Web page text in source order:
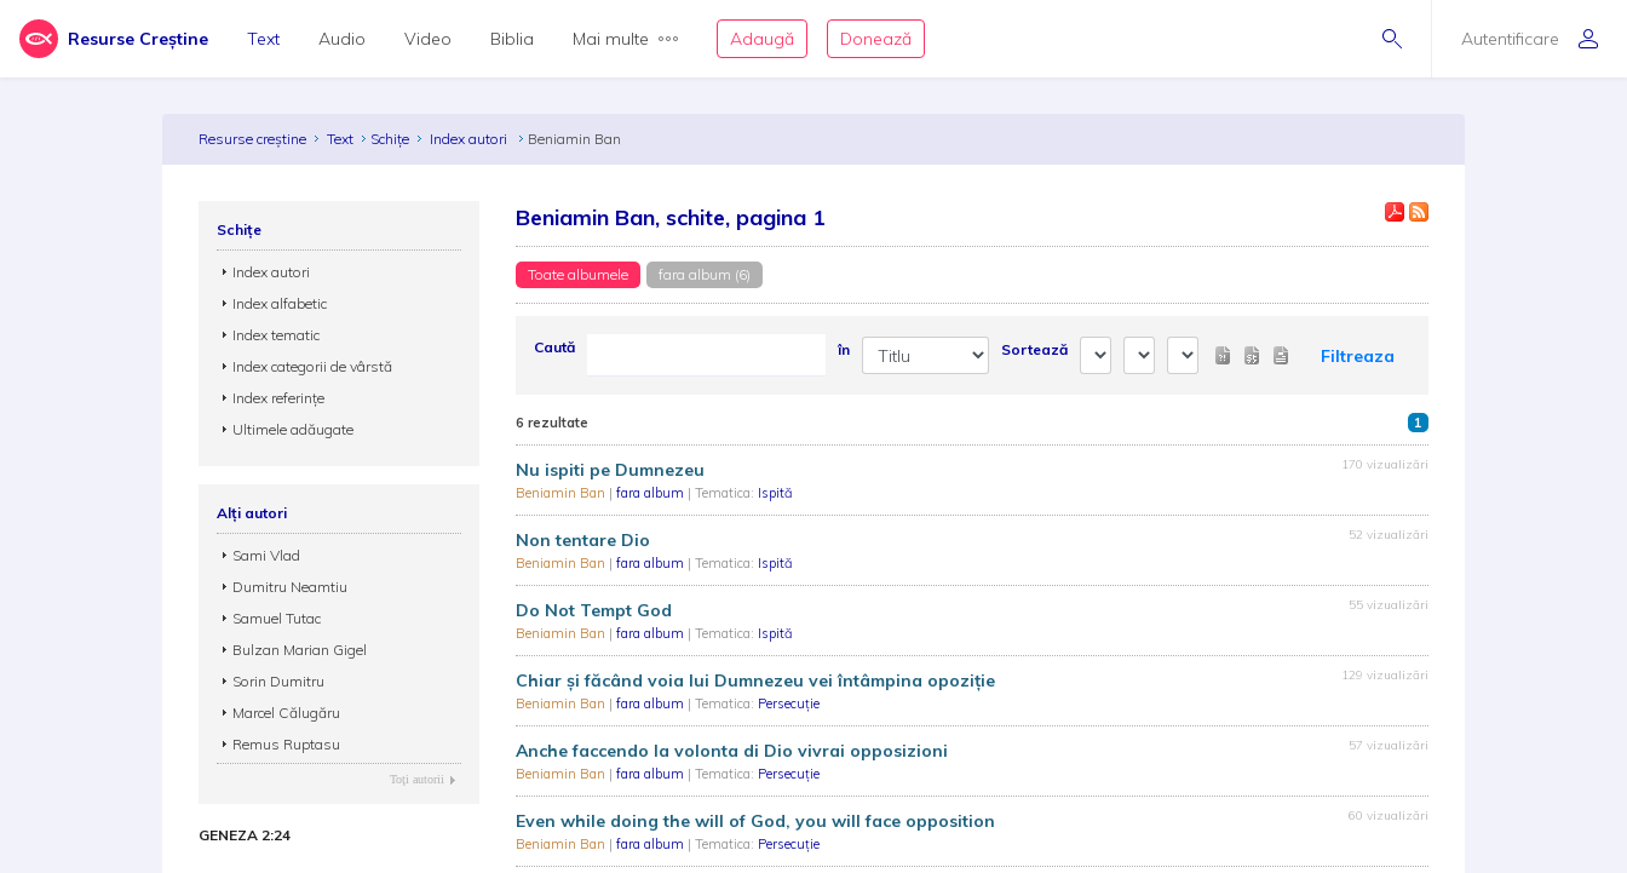
Resurse Creștine Autentificare
Text Audio Video Biblia Mai multe Adaugă Donează
Resurse creștine Text Schițe Index autori Beniamin Ban
Beniamin Ban, schite, pagina 1
Toate albumele fara album (6)
Caută în Sortează Filtreaza
6 rezultate 1
Nu ispiti pe Dumnezeu
Beniamin Ban | fara album | Tematica: Ispită
170 vizualizări
Non tentare Dio
Beniamin Ban | fara album | Tematica: Ispită
52 vizualizări
Do Not Tempt God
Beniamin Ban | fara album | Tematica: Ispită
55 vizualizări
Chiar și făcând voia lui Dumnezeu vei întâmpina opoziție
Beniamin Ban | fara album | Tematica: Persecuție
129 vizualizări
Anche faccendo la volonta di Dio vivrai opposizioni
Beniamin Ban | fara album | Tematica: Persecuție
57 vizualizări
Even while doing the will of God, you will face opposition
Beniamin Ban | fara album | Tematica: Persecuție
60 vizualizări
Schițe
Index autori
Index alfabetic
Index tematic
Index categorii de vârstă
Index referințe
Ultimele adăugate
Alți autori
Sami Vlad
Dumitru Neamtiu
Samuel Tutac
Bulzan Marian Gigel
Sorin Dumitru
Marcel Călugăru
Remus Ruptasu
Toţi autorii
GENEZA 2:24